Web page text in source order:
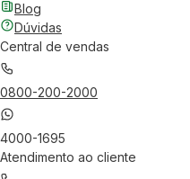
Blog
Dúvidas
Central de vendas
0800-200-2000
4000-1695
Atendimento ao cliente